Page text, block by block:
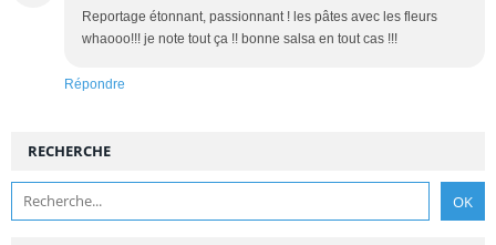
Reportage étonnant, passionnant ! les pâtes avec les fleurs
whaooo!!! je note tout ça !! bonne salsa en tout cas !!!
Répondre
RECHERCHE